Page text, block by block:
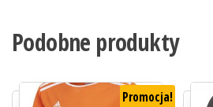
Podobne produkty
Promocja!